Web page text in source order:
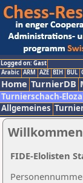
Logged on: Gast
Arabic ARM AZE BIH BUL
Home TurnierDB
Turnierschach-
Allgemeines
FIDE-Elolisten